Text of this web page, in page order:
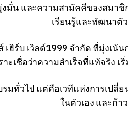
มั่น และความสามัคคีของสมาชิ
เรียนรู้และพัฒนาตั
ฮิร์บ เวิลด์1999 จำกัด ที่มุ่งเน้
าะเชื่อว่าความสำเร็จที่แท้จริง
รมทั่วไป แต่คือเวทีแห่งการเ
ในตัวเอง และก้า